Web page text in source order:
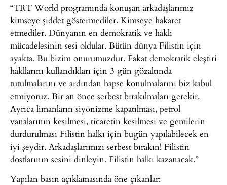
“TRT World programında konuşan arkadaşlarımız
kimseye şiddet göstermediler. Kimseye hakaret
etmediler. Dünyanın en demokratik ve haklı
mücadelesinin sesi oldular. Bütün dünya Filistin için
ayakta. Bu bizim onurumuzdur. Fakat demokratik eleştiri
hakllarını kullandıkları için 3 gün gözaltında
tutulmalarını ve ardından hapse konulmalarını biz kabul
etmiyoruz. Bir an önce serbest bırakılmaları gerekir.
Ayrıca limanların siyonizme kapatılması, petrol
vanalarının kesilmesi, ticaretin kesilmesi ve gemilerin
durdurulması Filistin halkı için bugün yapılabilecek en
iyi şeydir. Arkadaşlarımızı serbest bırakın! Filistin
dostlarının sesini dinleyin. Filistin halkı kazanacak.”
Yapılan basın açıklamasında öne çıkanlar: